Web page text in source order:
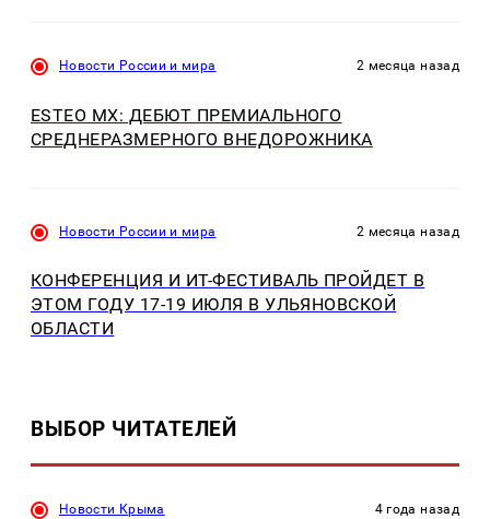
Новости России и мира 2 месяца назад
ESTEO MX: ДЕБЮТ ПРЕМИАЛЬНОГО
СРЕДНЕРАЗМЕРНОГО ВНЕДОРОЖНИКА
Новости России и мира 2 месяца назад
КОНФЕРЕНЦИЯ И ИT-ФЕСТИВАЛЬ ПРОЙДЕТ В
ЭТОМ ГОДУ 17-19 ИЮЛЯ В УЛЬЯНОВСКОЙ
ОБЛАСТИ
ВЫБОР ЧИТАТЕЛЕЙ
Новости Крыма 4 года назад